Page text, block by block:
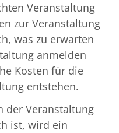
Veranstaltung
zur Veranstaltung
was zu erwarten
anmelden
Kosten für die
entstehen.
der Veranstaltung
ist, wird ein